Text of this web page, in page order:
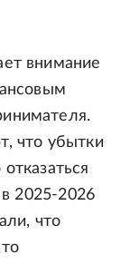
внимание
что убытки
2025-2026
что